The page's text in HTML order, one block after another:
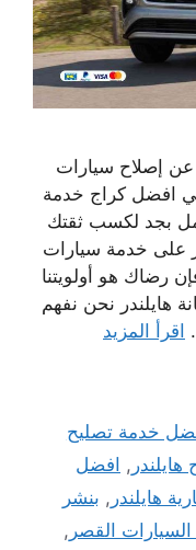
عن إصلاح سيارات
افضل كراج خدمة
بجد لكسب ثقتك
على خدمة سيارات
رضاك ​​هو أولويتنا
هايلندر نحن نفهم
اقرأ المزيد
خدمة تصليح
, افضل
هايلندر , بنشر
القصر ,